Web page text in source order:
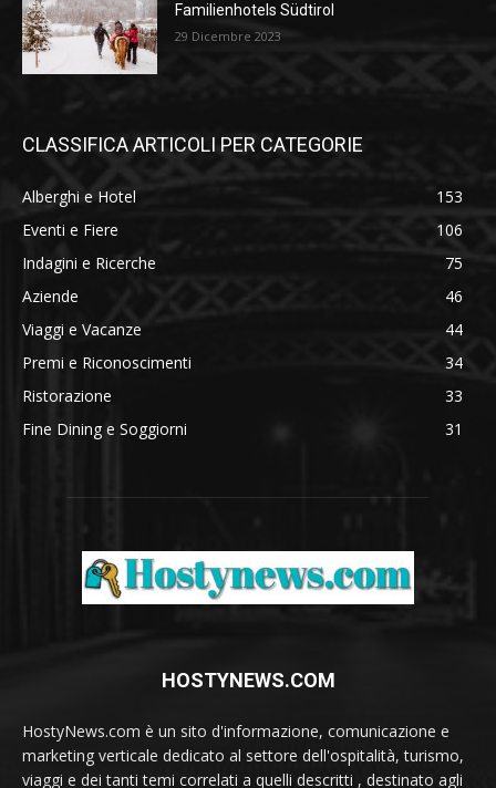
Familienhotels Südtirol
29 Dicembre 2023
CLASSIFICA ARTICOLI PER CATEGORIE
Alberghi e Hotel
153
Eventi e Fiere
106
Indagini e Ricerche
75
Aziende
46
Viaggi e Vacanze
44
Premi e Riconoscimenti
34
Ristorazione
33
Fine Dining e Soggiorni
31
HOSTYNEWS.COM
HostyNews.com è un sito d'informazione, comunicazione e
marketing verticale dedicato al settore dell'ospitalità, turismo,
viaggi e dei tanti temi correlati a quelli descritti , destinato agli